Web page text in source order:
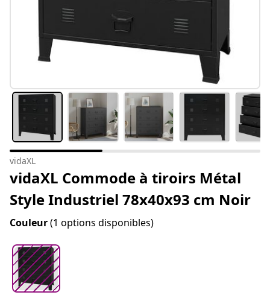
vidaXL
vidaXL Commode à tiroirs Métal
Style Industriel 78x40x93 cm Noir
Couleur(1 options disponibles)